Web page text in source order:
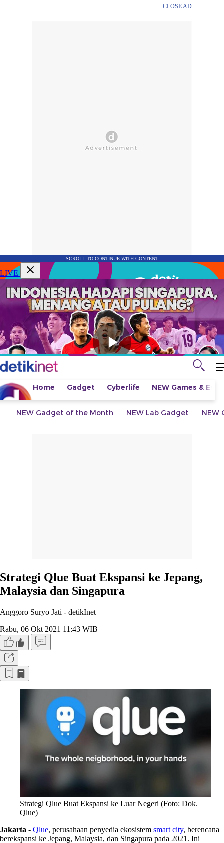
CLOSE AD
SCROLL TO CONTINUE WITH CONTENT
LIVE
Home Gadget Cyberlife NEW Games &
NEW Gadget of the Month NEW Lab Gadget NEW
Strategi Qlue Buat Ekspansi ke Jepang,
Malaysia dan Singapura
Anggoro Suryo Jati - detikInet
Rabu, 06 Okt 2021 11:43 WIB
Strategi Qlue Buat Ekspansi ke Luar Negeri (Foto: Dok.
Qlue)
Jakarta - Qlue, perusahaan penyedia ekosistem smart city, berencana
berekspansi ke Jepang, Malaysia, dan Singapura pada 2021. Ini